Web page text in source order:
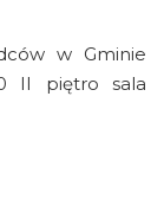
w Gminie
II piętro sala